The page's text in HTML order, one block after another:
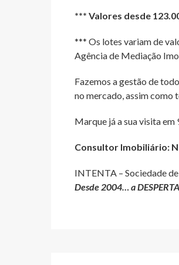
*** Valores desde
*** Os lotes variam de
Agência de Mediação
Fazemos a gestão de
no mercado, assim como
Marque já a sua visita
Consultor Imobiliário:
INTENTA – Sociedade
Desde 2004… a